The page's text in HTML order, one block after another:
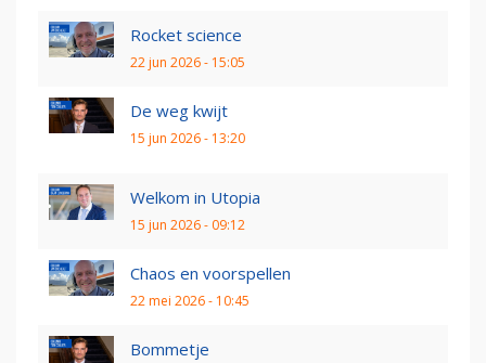
Rocket science
22 jun 2026 - 15:05
De weg kwijt
15 jun 2026 - 13:20
Welkom in Utopia
15 jun 2026 - 09:12
Chaos en voorspellen
22 mei 2026 - 10:45
Bommetje